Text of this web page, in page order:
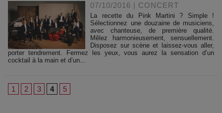
07/10/2016 | CONCERT
La recette du Pink Martini ? Simple !
Sélectionnez une douzaine de musiciens,
avec chanteuse, de première qualité.
Mêlez harmonieusement, sensuellement.
Disposez sur scène et laissez-vous aller,
porter tendrement. Fermez les yeux, vous aurez la sensation d’un
cocktail à la main et d’un...
1 2 3 4 5